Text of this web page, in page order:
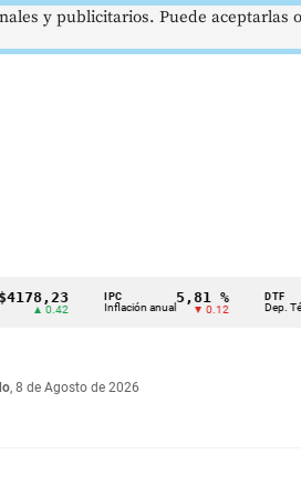
IPC
Inflación anual
5,81 %
▼ 0.12
DTF
Dep. Término
, 8 de Agosto de 2026
y publicitarios. Puede aceptarlas